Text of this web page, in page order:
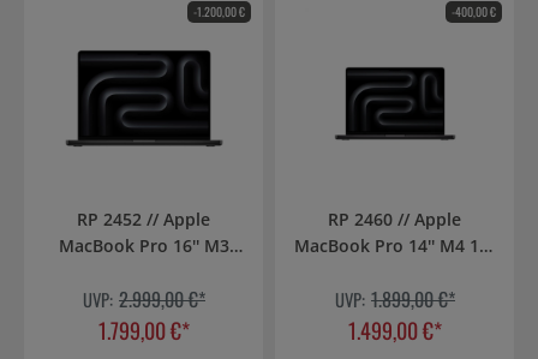
-1.200,00 €
RP 2452 // Apple
MacBook Pro 16'' M3
Core GPU - 512GB -
18GB Space Schwarz -
UVP: 2.999,00 €*
1.799,00 €*
-400,00 €
RP 2460 // Apple
MacBook Pro 14'' M4 10-
512GB - 16GB Space
Schwarz - 2024
UVP: 1.899,00 €*
1.499,00 €*